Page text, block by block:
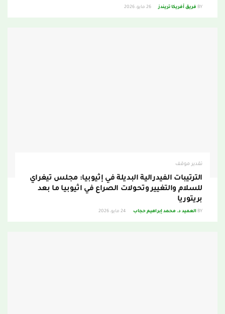
BY فريق أفريكا تريندز
تقدير موقف
الترتيبات الفيدرالية البديلة في إثيوبيا: مجلس تيغراي
للسلام والتغيير وتحولات الصراع في اثيوبيا ما بعد
بريتوريا
BY العميد د. محمد إبراهيم حجاب